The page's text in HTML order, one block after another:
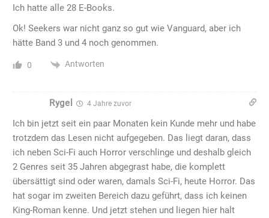
Ich hatte alle 28 E-Books.
Ok! Seekers war nicht ganz so gut wie Vanguard, aber ich
hätte Band 3 und 4 noch genommen.
0 Antworten
Rygel 4 Jahre zuvor
Ich bin jetzt seit ein paar Monaten kein Kunde mehr und habe
trotzdem das Lesen nicht aufgegeben. Das liegt daran, dass
ich neben Sci-Fi auch Horror verschlinge und deshalb gleich
2 Genres seit 35 Jahren abgegrast habe, die komplett
übersättigt sind oder waren, damals Sci-Fi, heute Horror. Das
hat sogar im zweiten Bereich dazu geführt, dass ich keinen
King-Roman kenne. Und jetzt stehen und liegen hier halt